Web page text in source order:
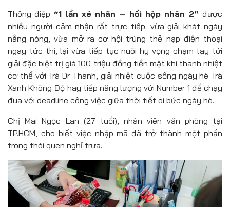
Thông điệp “1 lần xé nhãn – hồi hộp nhân 2”được
nhiều người cảm nhận rất trực tiếp: vừa giải khát ngày
nắng nóng, vừa mở ra cơ hội trúng thẻ nạp điện thoại
ngay tức thì, lại vừa tiếp tục nuôi hy vọng chạm tay tới
giải đặc biệt trị giá 100 triệu đồng tiền mặt khi thanh nhiệt
cơ thể với Trà Dr Thanh, giải nhiệt cuộc sống ngày hè Trà
Xanh Không Độ hay tiếp năng lượng với Number 1 để chạy
đua với deadline công việc giữa thời tiết oi bức ngày hè.
Chị Mai Ngọc Lan (27 tuổi), nhân viên văn phòng tại
TP.HCM, cho biết việc nhập mã đã trở thành một phần
trong thói quen nghỉ trưa.